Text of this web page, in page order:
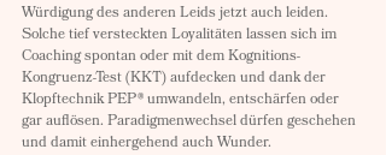
Würdigung des anderen Leids jetzt auch leiden.
Solche tief versteckten Loyalitäten lassen sich im
Coaching spontan oder mit dem Kognitions-
Kongruenz-Test (KKT) aufdecken und dank der
Klopftechnik PEP® umwandeln, entschärfen oder
gar auflösen. Paradigmenwechsel dürfen geschehen
und damit einhergehend auch Wunder.